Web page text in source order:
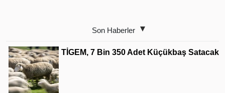
Son Haberler
TİGEM, 7 Bin 350 Adet Küçükbaş Satacak